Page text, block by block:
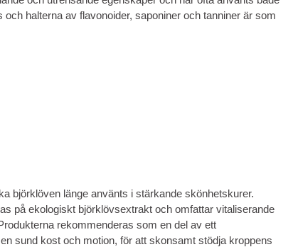
halterna av flavonoider, saponiner och tanniner är som
björklöven länge använts i stärkande skönhetskurer.
på ekologiskt björklövsextrakt och omfattar vitaliserande
rekommenderas som en del av ett
sund kost och motion, för att skonsamt stödja kroppens